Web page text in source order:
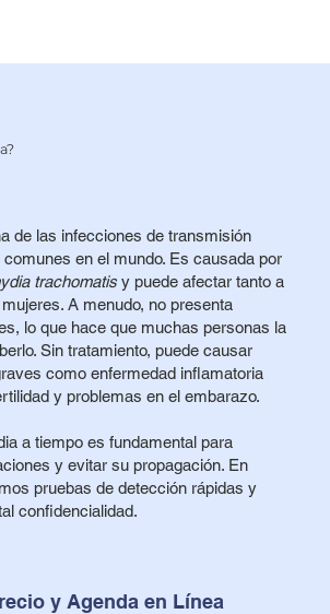
de las infecciones de transmisión
en el mundo. Es causada por
trachomatisy puede afectar tanto a
A menudo, no presenta
lo que hace que muchas personas la
Sin tratamiento, puede causar
como enfermedad inflamatoria
y problemas en el embarazo.
a tiempo es fundamental para
y evitar su propagación. En
pruebas de detección rápidas y
confidencialidad.
y Agenda en Línea